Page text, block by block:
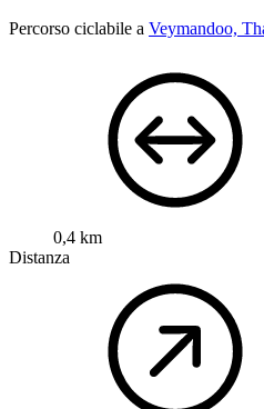
Percorso ciclabile a Veymandoo,
0,4 km
Distanza